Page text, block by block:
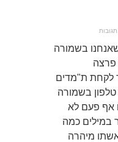
בשמורה
פרצה
לקחת ת"מדים
בשמורה
אף פעם לא
במילים כמה
מיהרה